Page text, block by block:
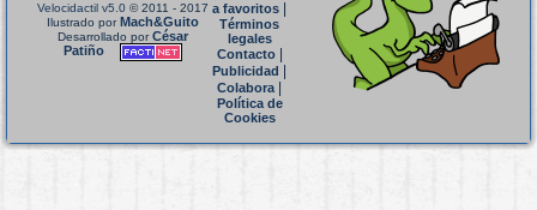
Velocidactil v5.0 © 2011 - 2017
Ilustrado porMach&Guito
Desarrollado porCésar
Patiño
a favoritos
Términos
legales
Contacto|
Publicidad
Colabora|
Política de
Cookies